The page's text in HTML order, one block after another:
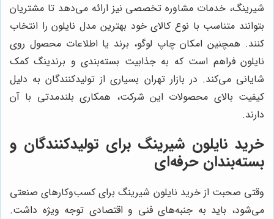
شیرینگ، خدمات مشاوره تخصصی نیز ارائه می‌دهد تا مشتریان
بتوانند متناسب با نوع کالای خود بهترین مدل نایلون را انتخاب
کنند. همچنین امکان چاپ لوگو، برند یا اطلاعات محصول روی
نایلون فراهم است که به جذابیت بسته‌بندی و برندینگ کمک
شایانی می‌کند. در بازار تهران بسیاری از تولیدکنندگان به دلیل
کیفیت بالای محصولات این شرکت، همکاری بلندمدتی با آن
دارند.
خرید نایلون شیرینگ برای تولیدکنندگان و
بسته‌بندان حرفه‌ای
وقتی صحبت از خرید نایلون شیرینگ برای کسب‌وکارهای صنعتی
می‌شود، باید به جنبه‌های فنی و اقتصادی توجه ویژه داشت.